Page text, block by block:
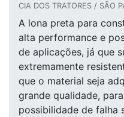
CIA DOS TRATORES / SÃO
A lona preta para
alta performance e
de aplicações, já que
extremamente
que o material seja
grande qualidade,
possibilidade de falha